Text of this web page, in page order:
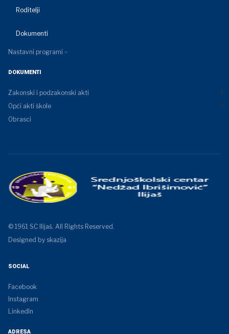
Roditelji
Dokumenti
Nastavni programi
DOKUMENTI
Zakonski i podzakonski akti
Opći akti škole
Obrasci
© 1961 SC Ilijaš. All Rights Reserved.
Designed by skazija
SOCIAL
Facebook
Instagram
LinkedIn
ADRESA